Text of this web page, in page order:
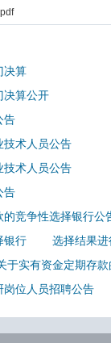
决算
决算公开
告
技术人员公告
技术人员公告
告
竞争性选择银行公
银行 选择结果进
实有资金定期存款
岗位人员招聘公告